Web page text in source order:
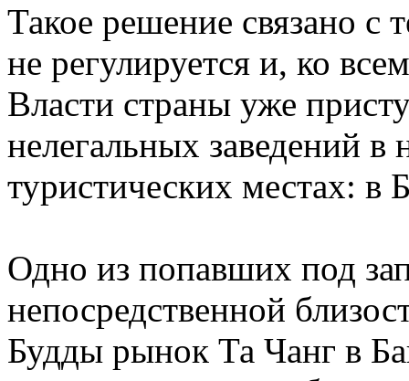
Такое решение связано с
не регулируется и, ко
Власти страны уже
нелегальных заведений
туристических местах: в
Одно из попавших под
непосредственной
Будды рынок Та Чанг в